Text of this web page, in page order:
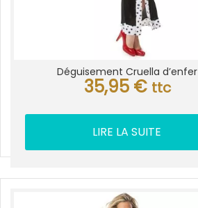
Déguisement Cruella d’enfer
35,95 € ttc
LIRE LA SUITE